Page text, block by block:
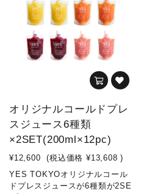
オリジナルコールドプレ
スジュース6種類
×2SET(200ml×12pc)
¥12,600 (税込価格 ¥13,608 )
YES TOKYOオリジナルコール
ドプレスジュースが6種類が2SE